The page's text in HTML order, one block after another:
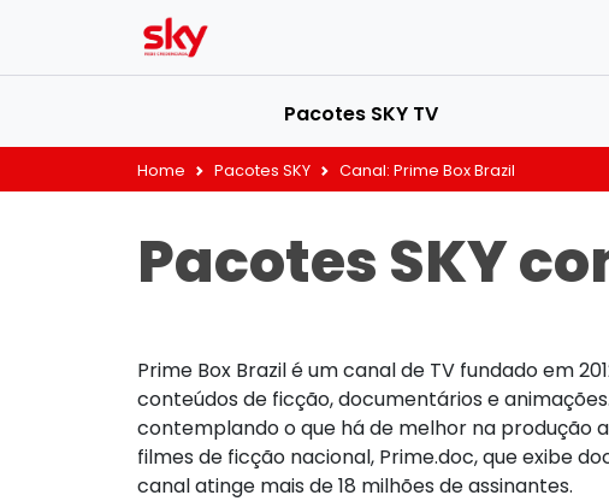
Pacotes SKY TV
Home Pacotes SKY Canal: Prime Box Brazil
Pacotes SKY
Prime Box Brazil é um canal de TV fundado em
conteúdos de ficção, documentários e
contemplando o que há de melhor na produção
filmes de ficção nacional, Prime.doc, que exibe
canal atinge mais de 18 milhões de assinantes.